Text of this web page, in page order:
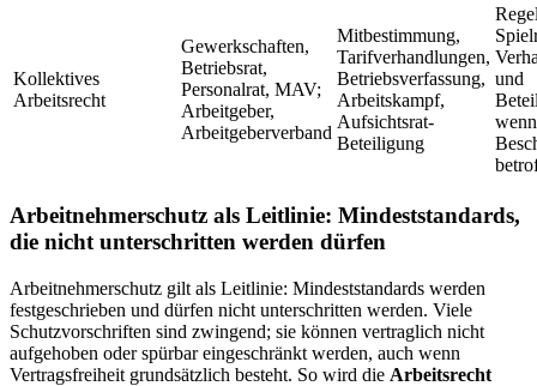
Kollektives
Arbeitsrecht
Gewerkschaften,
Betriebsrat,
Personalrat, MAV;
Arbeitgeber,
Arbeitgeberverband
Mitbestimmung,
Tarifverhandlungen,
Betriebsverfassung,
Arbeitskampf,
Aufsichtsrat-
Beteiligung
und
Arbeitnehmerschutz als Leitlinie: Mindeststandards,
die nicht unterschritten werden dürfen
Arbeitnehmerschutz gilt als Leitlinie: Mindeststandards werden
festgeschrieben und dürfen nicht unterschritten werden. Viele
Schutzvorschriften sind zwingend; sie können vertraglich nicht
aufgehoben oder spürbar eingeschränkt werden, auch wenn
Vertragsfreiheit grundsätzlich besteht. So wird die Arbeitsrecht